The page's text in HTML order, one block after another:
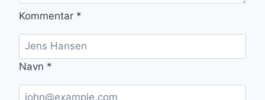
Kommentar *
Navn *